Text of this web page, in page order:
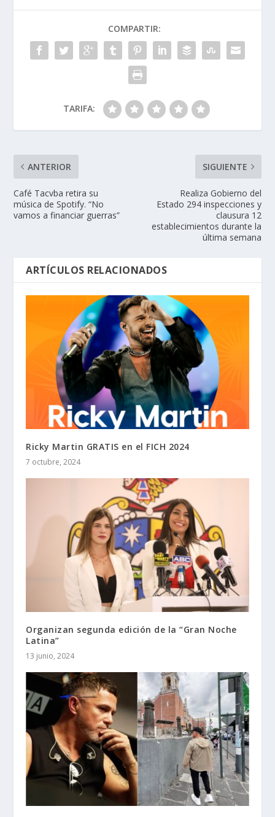
COMPARTIR:
TARIFA:
ANTERIOR
Café Tacvba retira su
música de Spotify. “No
vamos a financiar guerras”
SIGUIENTE
Realiza Gobierno del
Estado 294 inspecciones y
clausura 12
establecimientos durante la
última semana
ARTÍCULOS RELACIONADOS
Ricky Martin GRATIS en el FICH 2024
7 octubre, 2024
Organizan segunda edición de la “Gran Noche
Latina”
13 junio, 2024